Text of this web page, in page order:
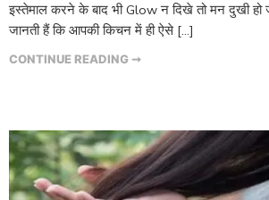
इस्तेमाल करने के बाद भी Glow न दिखे तो मन दुखी हो
जानती हैं कि आपकी किचन में ही ऐसे […]
CONTINUE READING ➞